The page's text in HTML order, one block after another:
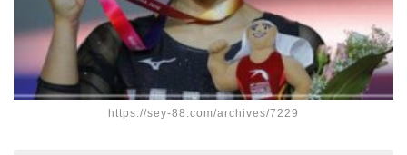
https://sey-88.com/archives/7229